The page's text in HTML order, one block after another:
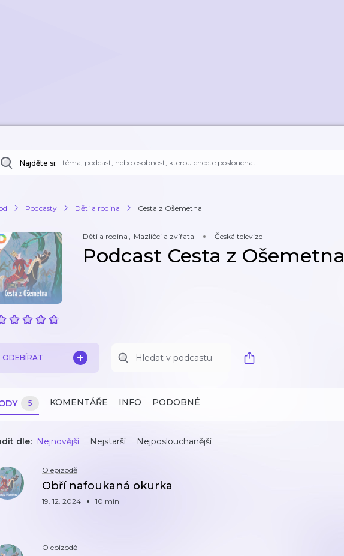
Najděte si:
Podcasty Děti a rodina Cesta z Ošemetna
Děti a rodina , Mazlíčci a zvířata Česká televize
Podcast Cesta z Ošemetna
ODEBÍRAT
5 KOMENTÁŘE INFO PODOBNÉ
dle: Nejnovější Nejstarší Nejposlouchanější
O epizodě
Obří nafoukaná okurka
19. 12. 2024 10 min
O epizodě